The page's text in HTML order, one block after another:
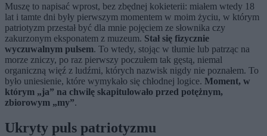
Muszę to napisać wprost, bez zbędnej kokieterii: miałem wtedy 18
lat i tamte dni były pierwszym momentem w moim życiu, w którym
patriotyzm przestał być dla mnie pojęciem ze słownika czy
zakurzonym eksponatem z muzeum. Stał się fizycznie
wyczuwalnym pulsem. To wtedy, stojąc w tłumie lub patrząc na
morze zniczy, po raz pierwszy poczułem tak gęstą, niemal
organiczną więź z ludźmi, których nazwisk nigdy nie poznałem. To
było uniesienie, które wymykało się chłodnej logice. Moment, w
którym „ja” na chwilę skapitulowało przed potężnym,
zbiorowym „my”.
Ukryty puls patriotyzmu